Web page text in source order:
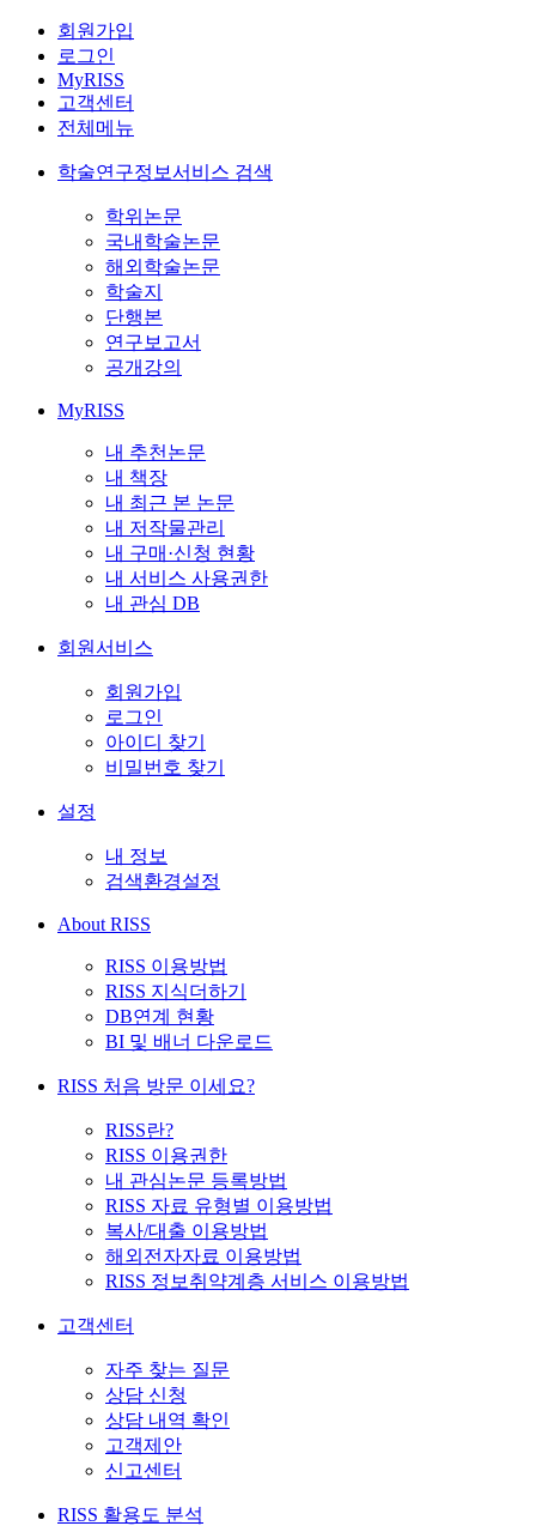
회원가입
로그인
MyRISS
고객센터
전체메뉴
학술연구정보서비스 검색
학위논문
국내학술논문
해외학술논문
학술지
단행본
연구보고서
공개강의
MyRISS
내 추천논문
내 책장
내 최근 본 논문
내 저작물관리
내 구매·신청 현황
내 서비스 사용권한
내 관심 DB
회원서비스
회원가입
로그인
아이디 찾기
비밀번호 찾기
설정
내 정보
검색환경설정
About RISS
RISS 이용방법
RISS 지식더하기
DB연계 현황
BI 및 배너 다운로드
RISS 처음 방문 이세요?
RISS란?
RISS 이용권한
내 관심논문 등록방법
RISS 자료 유형별 이용방법
복사/대출 이용방법
해외전자자료 이용방법
RISS 정보취약계층 서비스 이용방법
고객센터
자주 찾는 질문
상담 신청
상담 내역 확인
고객제안
신고센터
RISS 활용도 분석